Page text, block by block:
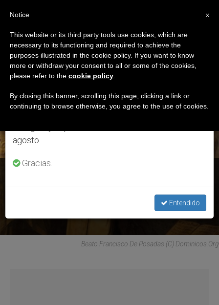
DÍA
Septiembre 19th, 2020
ÚLTIMAS NOTICIAS
Beato Francisco De Posadas (C) Dominicos.org
×
Aviso importante
Del 27 de julio al 7 de agosto haremos la pausa
anual, aprovechando que en el periodo de verano
se generan menos informaciones y también el
agosto.
Gracias.
Entendido
x
Notice
This website or its third party tools use cookies, which are
necessary to its functioning and required to achieve the
purposes illustrated in the cookie policy. If you want to know
more or withdraw your consent to all or some of the cookies,
please refer to the cookie policy
By closing this banner, scrolling this page, clicking a link or
continuing to browse otherwise, you agree to the use of cookies.